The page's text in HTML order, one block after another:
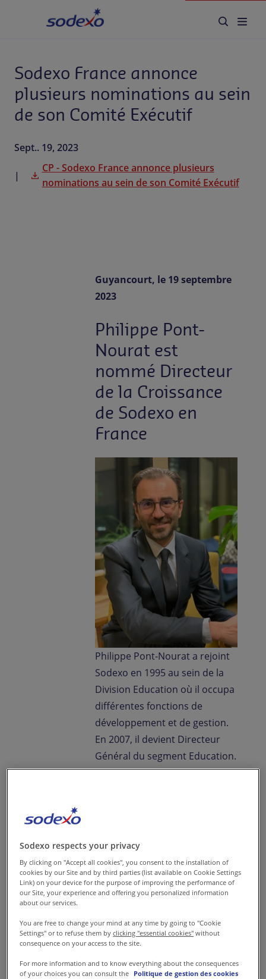
sein de son Comité Exécutif
Secteurs
Marques et Services
Responsabilité d'entreprise
Sodexo France annonce
plusieurs nominations au sein
de son Comité Exécutif
Sept.. 19, 2023
CP - Sodexo France annonce plusieurs
nominations au sein de son Comité Exécutif
Guyancourt, le 19 septembre
2023
Philippe Pont-
Nourat est
nommé Directeur
de la Croissance
de Sodexo en
France
Philippe Pont-Nourat a rejoint
Sodexo en 1995 au sein de la
Division Education où il occupa
différentes fonctions de
développement et de gestion.
En 2007, il devient Directeur
Général du segment Education.
En octobre 2013, il devient
Batobus, Restaurants de la
En octobre 2016, fort de son
publics et de son expérience
opérationnelle, il prend la
Institutionnelles de Sodexo en
Sodexo respects your privacy
By clicking on "Accept all cookies", you consent to the installation of
cookies by our Site and by third parties (list available on Cookie Settings
Link) on your device for the purpose of improving the performance of
our Site, your experience and offering you personalized information
about our services.
You are free to change your mind at any time by going to "Cookie
Settings" or to refuse them byclicking "essential cookies" without
consequence on your access to the site.
For more information and to know everything about the consequences
of your choices you can consult the Politique de gestion des cookies